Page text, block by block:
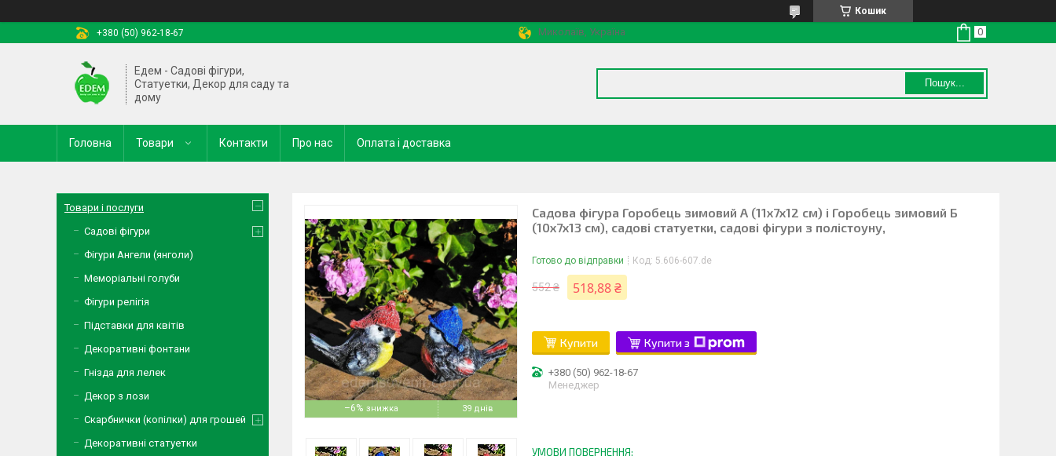
Кошик
+380 (50) 962-18-67
Миколаїв, Україна
Едем - Садові фігури,
Статуетки, Декор для саду та
дому
Пошук...
Головна Товари Контакти Про нас Оплата і доставка
–6% 39 днів
Садова фігура Горобець зимовий А (11х7х12 см) і Горобець зимовий Б
(10х7х13 см), садові статуетки, садові фігури з полістоуну,
Готово до відправки Код: 5.606-607.de
552 ₴ 518,88 ₴
Купити Купити з
+380 (50) 962-18-67
Менеджер
Товари і послуги
Садові фігури
Фігури Ангели (янголи)
Меморіальні голуби
Фігури релігія
Підставки для квітів
Декоративні фонтани
Гнізда для лелек
Декор з лози
Скарбнички (копілки) для грошей
Декоративні статуетки